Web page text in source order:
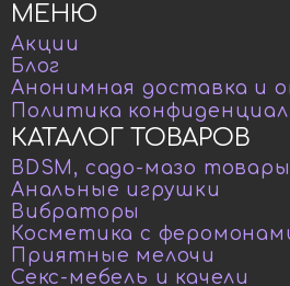
КАТАЛОГ ТОВАРОВ
BDSM, садо-мазо товары
Анальные игрушки
Вибраторы
Косметика с
Приятные мелочи
Секс-мебель и качели
МЕНЮ
Акции
Блог
Анонимная доставка и
Политика